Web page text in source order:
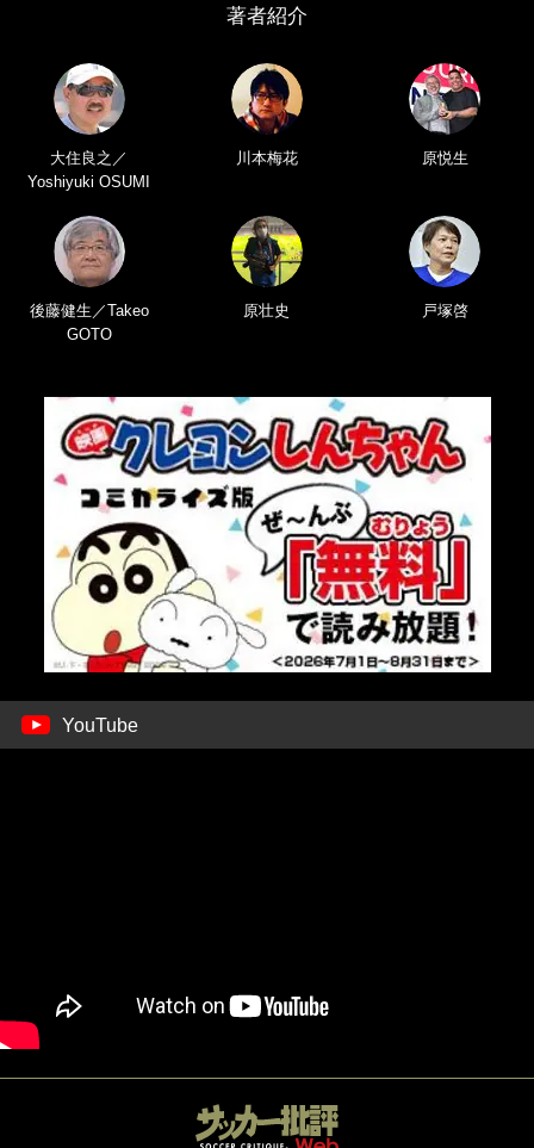
著者紹介
大住良之／
Yoshiyuki OSUMI
川本梅花 原悦生
後藤健生／Takeo
GOTO
原壮史 戸塚啓
YouTube